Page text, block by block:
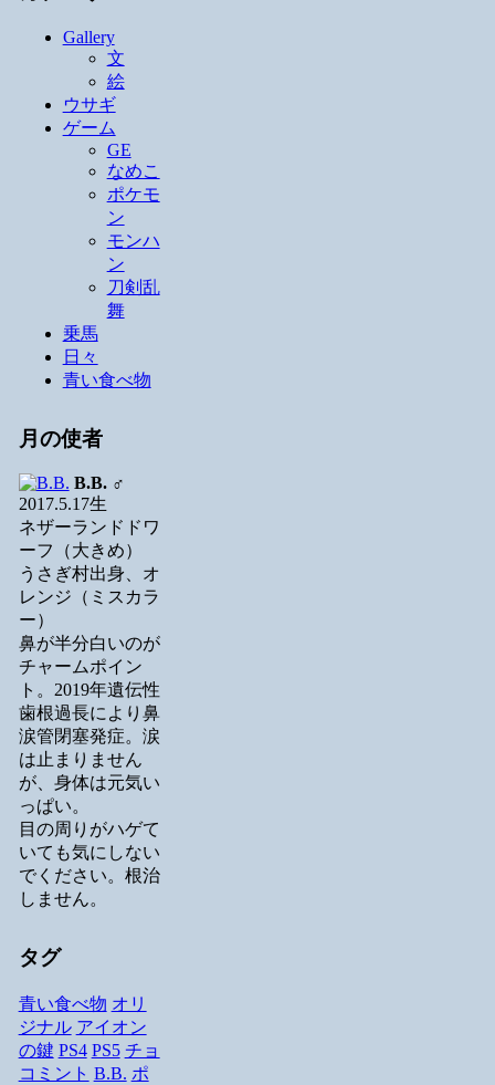
Gallery
文
絵
ウサギ
ゲーム
GE
なめこ
ポケモ
ン
モンハ
ン
刀剣乱
舞
乗馬
日々
青い食べ物
月の使者
B.B.♂
2017.5.17生
ネザーランドドワ
ーフ（大きめ）
うさぎ村出身、オ
レンジ（ミスカラ
ー）
鼻が半分白いのが
チャームポイン
ト。2019年遺伝性
歯根過長により鼻
涙管閉塞発症。涙
は止まりません
が、身体は元気い
っぱい。
目の周りがハゲて
いても気にしない
でください。根治
しません。
タグ
青い食べ物 オリ
ジナル アイオン
の鍵 PS4 PS5 チョ
コミント B.B. ポ